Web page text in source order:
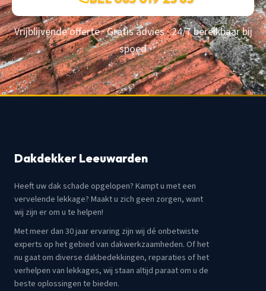
Vrijblijvende offerte · Gratis advies · 24/7 bereikbaar bij
spoed
Dakdekker Leeuwarden
Heeft uw dak schade opgelopen? Kampt u met een
vervelende lekkage? Maakt u zich geen zorgen, want
wij zijn er om u te helpen!
Met meer dan 30 jaar ervaring zijn wij dé onbetwiste
experts op het gebied van dakwerkzaamheden. Of het
nu gaat om diverse dakbedekkingen, reparaties of het
verhelpen van lekkages, wij staan altijd paraat om u de
beste oplossingen te bieden.